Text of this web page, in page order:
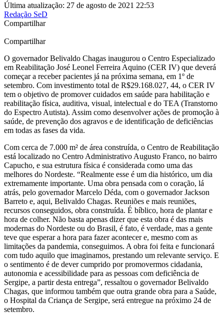
Última atualização: 27 de agosto de 2021 22:53
Redação SeD
Compartilhar
Compartilhar
O governador Belivaldo Chagas inaugurou o Centro Especializado
em Reabilitação José Leonel Ferreira Aquino (CER IV) que deverá
começar a receber pacientes já na próxima semana, em 1º de
setembro. Com investimento total de R$29.168.027, 44, o CER IV
tem o objetivo de promover cuidados em saúde para habilitação e
reabilitação física, auditiva, visual, intelectual e do TEA (Transtorno
do Espectro Autista). Assim como desenvolver ações de promoção à
saúde, de prevenção dos agravos e de identificação de deficiências
em todas as fases da vida.
Com cerca de 7.000 m² de área construída, o Centro de Reabilitação
está localizado no Centro Administrativo Augusto Franco, no bairro
Capucho, e sua estrutura física é considerada como uma das
melhores do Nordeste. “Realmente esse é um dia histórico, um dia
extremamente importante. Uma obra pensada com o coração, lá
atrás, pelo governador Marcelo Déda, com o governador Jackson
Barreto e, aqui, Belivaldo Chagas. Reuniões e mais reuniões,
recursos conseguidos, obra construída. É bíblico, hora de plantar e
hora de colher. Não basta apenas dizer que esta obra é das mais
modernas do Nordeste ou do Brasil, é fato, é verdade, mas a gente
teve que esperar a hora para fazer acontecer e, mesmo com as
limitações da pandemia, conseguimos. A obra foi feita e funcionará
com tudo aquilo que imaginamos, prestando um relevante serviço. E
o sentimento é de dever cumprido por promovermos cidadania,
autonomia e acessibilidade para as pessoas com deficiência de
Sergipe, a partir desta entrega”, ressaltou o governador Belivaldo
Chagas, que informou também que outra grande obra para a Saúde,
o Hospital da Criança de Sergipe, será entregue na próximo 24 de
setembro.